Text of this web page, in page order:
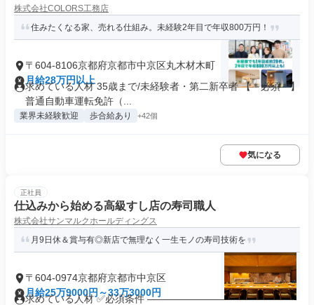
株式会社COLORS工務店
住みたくなる家、売れる仕組み。未経験2年目で年収800万円！
〒604-8106京都府京都市中京区丸木材木町
月給28万円以上
求めている人材 35歳まで/未経験者・第二新卒者 【＊必須＊】
普通自動車運転免許（...
業界未経験歓迎 歩合給あり +42個
気になる
正社員
仕込みから始める高級すし店の寿司職人
株式会社サンマルクホールディングス
月9日休＆賞与有◎新店で無理なく一生モノの寿司技術を
〒604-0974京都府京都市中京区
月給25万9000円～33万3000円
求めている人材 ✅必須条件 ―――――――――――――――